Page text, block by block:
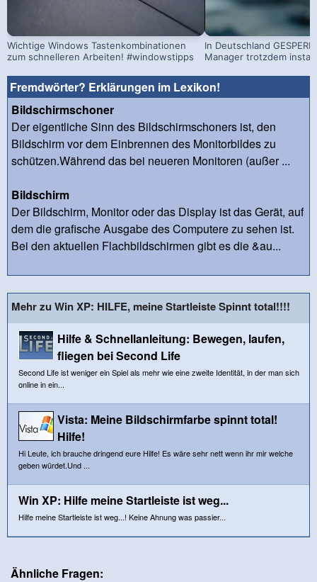
Wichtige Windows Tastenkombinationen
zum schnelleren Arbeiten! #windowstipps
In Deutschland
Manager trotzdem
Fremdwörter? Erklärungen im Lexikon!
Bildschirmschoner
Der eigentliche Sinn des Bildschirmschoners ist, den
Bildschirm vor dem Einbrennen des Monitorbildes zu
schützen.Während das bei neueren Monitoren (außer ...
Bildschirm
Der Bildschirm, Monitor oder das Display ist das Gerät, auf
dem die grafische Ausgabe des Computere zu sehen ist.
Bei den aktuellen Flachbildschirmen gibt es die &au...
Mehr zu Win XP: HILFE, meine Startleiste Spinnt total!!!!
Hilfe & Schnellanleitung: Bewegen, laufen,
fliegen bei Second Life
Second Life ist weniger ein Spiel als mehr wie eine zweite Identität, in der man sich
online in ein...
Vista: Meine Bildschirmfarbe spinnt total!
Hilfe!
Hi Leute, ich brauche dringend eure Hilfe! Es wäre sehr nett wenn ihr mir welche
geben würdet.Und ...
Win XP: Hilfe meine Startleiste ist weg...
Hilfe meine Startleiste ist weg...! Keine Ahnung was passier...
Ähnliche Fragen: